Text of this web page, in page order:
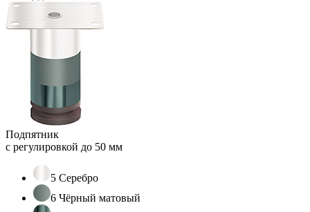
Подпятник
с регулировкой до 50 мм
5 Серебро
6 Чёрный матовый